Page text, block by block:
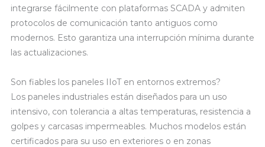
integrarse fácilmente con plataformas SCADA y admiten
protocolos de comunicación tanto antiguos como
modernos. Esto garantiza una interrupción mínima durante
las actualizaciones.
Son fiables los paneles IIoT en entornos extremos?
Los paneles industriales están diseñados para un uso
intensivo, con tolerancia a altas temperaturas, resistencia a
golpes y carcasas impermeables. Muchos modelos están
certificados para su uso en exteriores o en zonas